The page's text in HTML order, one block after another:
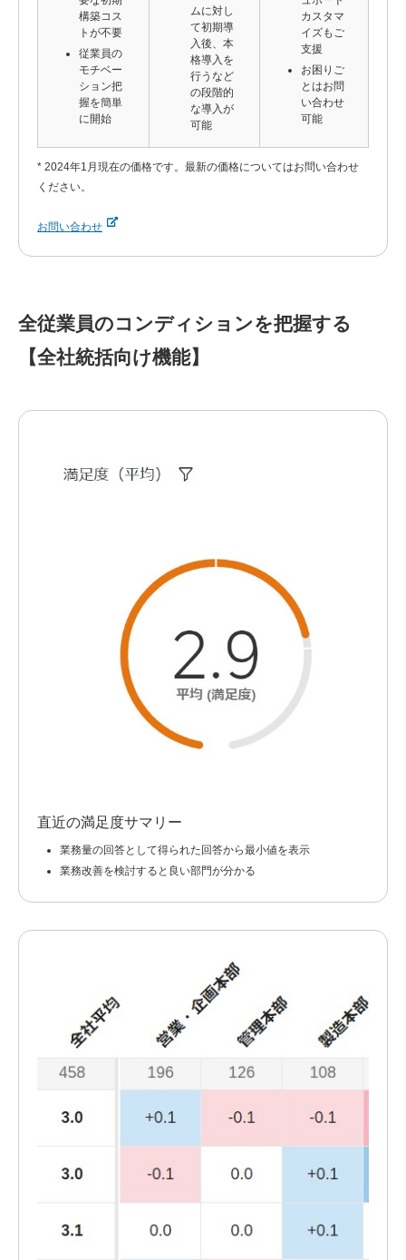
構築コス
トが不要
従業員の
モチベー
ション把
握を簡単
に開始
ムに対し
て初期導
入後、本
格導入を
行うなど
の段階的
な導入が
可能
カスタマ
イズもご
支援
お困りご
とはお問
い合わせ
可能
* 2024年1月現在の価格です。最新の価格についてはお問い合わせ
ください。
お問い合わせ
全従業員のコンディションを把握する
【全社統括向け機能】
直近の満足度サマリー
業務量の回答として得られた回答から最小値を表示
業務改善を検討すると良い部門が分かる